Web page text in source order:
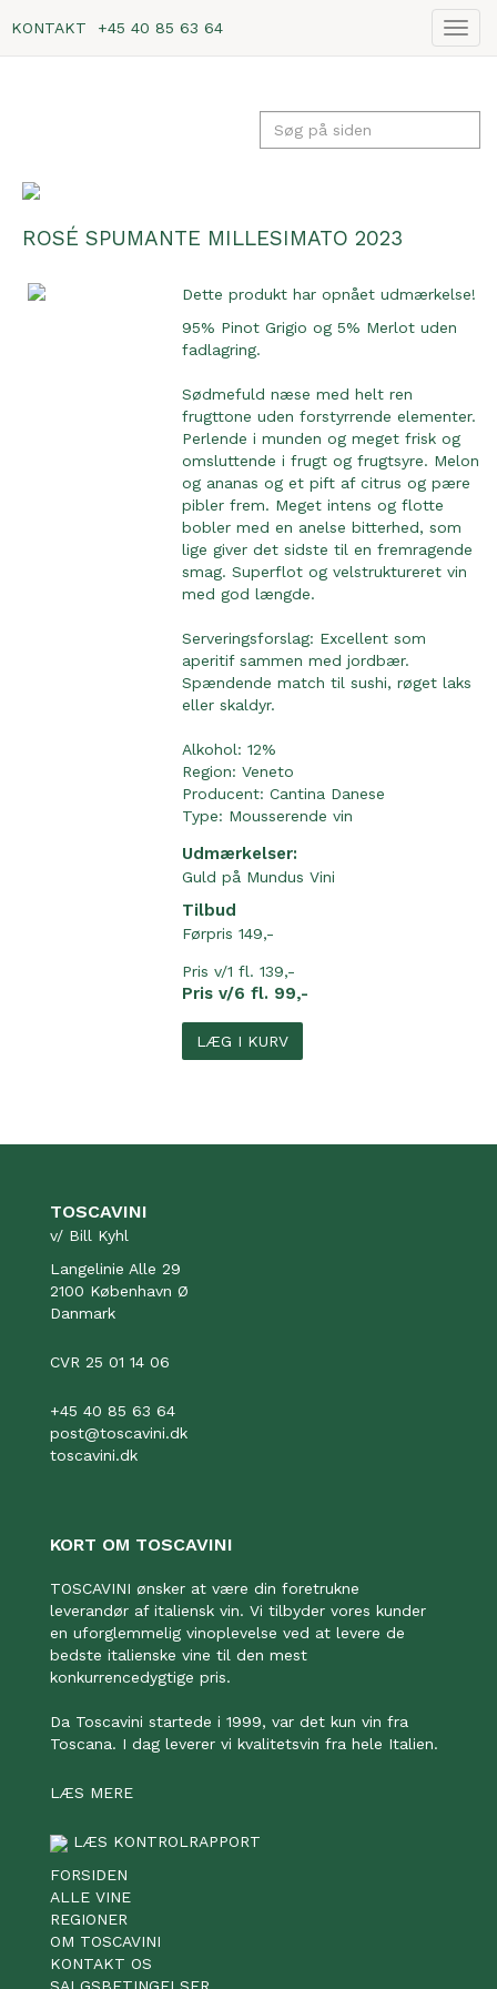
Vis
KONTAKT +45 40 85 63 64
ROSÉ SPUMANTE MILLESIMATO 2023
Dette produkt har opnået udmærkelse!
95% Pinot Grigio og 5% Merlot uden
fadlagring.
Sødmefuld næse med helt ren
frugttone uden forstyrrende elementer.
Perlende i munden og meget frisk og
omsluttende i frugt og frugtsyre. Melon
og ananas og et pift af citrus og pære
pibler frem. Meget intens og flotte
bobler med en anelse bitterhed, som
lige giver det sidste til en fremragende
smag. Superflot og velstruktureret vin
med god længde.
Serveringsforslag: Excellent som
aperitif sammen med jordbær.
Spændende match til sushi, røget laks
eller skaldyr.
Alkohol: 12%
Region:Veneto
Producent:Cantina Danese
Type: Mousserende vin
Udmærkelser:
Guld på Mundus Vini
Tilbud
Førpris 149,-
Pris v/1 fl. 139,-
Pris v/6 fl. 99,-
LÆG I KURV
TOSCAVINI
v/ Bill Kyhl
Langelinie Alle 29
2100 København Ø
Danmark
CVR 25 01 14 06
+45 40 85 63 64
post@toscavini.dk
toscavini.dk
KORT OM TOSCAVINI
TOSCAVINI ønsker at være din foretrukne
leverandør af italiensk vin. Vi tilbyder vores kunder
en uforglemmelig vinoplevelse ved at levere de
bedste italienske vine til den mest
konkurrencedygtige pris.
Da Toscavini startede i 1999, var det kun vin fra
Toscana. I dag leverer vi kvalitetsvin fra hele Italien.
LÆS MERE
LÆS KONTROLRAPPORT
FORSIDEN
ALLE VINE
REGIONER
OM TOSCAVINI
KONTAKT OS